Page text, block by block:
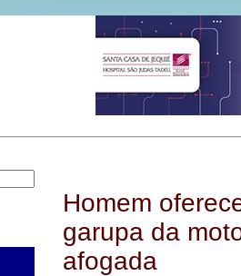
Homem
garupa da
afogada